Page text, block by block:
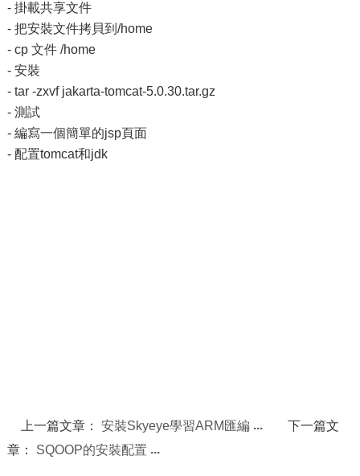
- 掛載共享文件
- 把安裝文件拷貝到/home
- cp 文件 /home
- 安裝
- tar ‐zxvf jakarta-tomcat-5.0.30.tar.gz
- 測試
- 編寫一個簡單的jsp頁面
- 配置tomcat和jdk
上一篇文章：安裝Skyeye學習ARM匯編
下一篇文
章： SQOOP的安裝配置